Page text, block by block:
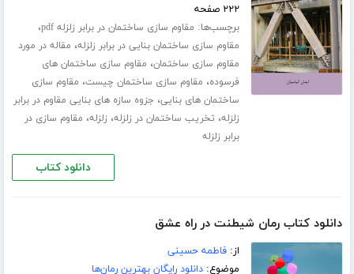
۲۲۲ صفحه
برچسب‌ها: مقاوم سازی ساختمان در برابر زلزله pdf ،
مقاوم سازی ساختمان بنایی در برابر زلزله، مقاله در مورد
مقاوم سازی ساختمان، مقاوم سازی ساختمان های
فرسوده، مقاوم سازی ساختمان چیست، مقاوم سازی
ساختمان های بنایی، جزوه سازه های بنایی مقاوم در برابر
زلزله، تخریب ساختمان در زلزله، زلزله، مقاوم سازی در
برابر زلزله
دانلود کتاب
دانلود کتاب رمان شیطنت در راه عشق
از:فاطمه حسینی
موضوع:دانلود رایگان بهترین رمان‌ها